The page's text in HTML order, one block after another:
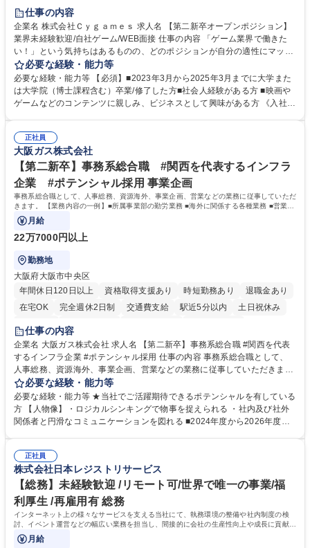
住宅手当あり
交通費支給
土日祝休み 服装自由 昼食補助あり
第二新卒歓迎
食事補助あり
仕事の内容
企業名 株式会社Ｃｙｇａｍｅｓ 求人名 【第二新卒オープンポジション】
業界未経験歓迎/自社ゲーム/WEB面接 仕事の内容 「ゲーム業界で働きた
い！」という気持ちはあるものの、どのポジションが自分の適性にマッチ
しているか悩んでいる方が対象となります！ 総合職（プランナー/データ
アナリストなど）、技術職（開発エンジニ ア/インフラエンジニアな
ど）、デザイン職（デザイナー/イラストレ ーターなど）等から、面接で
ご希望と適正にマッチしたポジションをご案内いたします。ゲームやエン
のご応募をお待ちしております。 募集職種 【第二新卒オープンポジショ
ン】業界未経験歓迎/自社ゲーム/WEB面接
必要な経験・能力等
必要な経験・能力等 【必須】■2023年3月から2025年3月までに大学また
は大学院（博士課程含む）卒業/修了した方■社会人経験がある方 ■映画や
ゲームなどのコンテンツに親しみ、ビジネスとして興味がある方 《入社実
正社員
大阪ガス株式会社
【第二新卒】事務系総合職 #関西を代表するインフラ
企業 #ポテンシャル採用 事業企画
事務系総合職として、人事総務、資源海外、事業企画、営業などの業務に従事していただ
きます。 【業務内容の一例】■所属事業部の勤労業務 ■海外に関係する各種業務 ■営業部
門の企画スタッフ、ルート営業
月給
22万7000円以上
勤務地
大阪府大阪市中央区
年間休日120日以上
資格取得支援あり 時短勤務あり
退職金あり
在宅OK
完全週休2日制 交通費支給 駅近5分以内
土日祝休み
服装自由
第二新卒歓迎
仕事の内容
企業名 大阪ガス株式会社 求人名 【第二新卒】事務系総合職 #関西を代表
するインフラ企業 #ポテンシャル採用 仕事の内容 事務系総合職として、
人事総務、資源海外、事業企画、営業などの業務に従事していただきま
す。 【業務内容の一例】■所属事業部の勤労業務 ■海外に関係する各種業
務 ■営業部門の企画スタッフ、ルート営業 【キャリアパス】入社後の配属
ポジションで一定期間ご活躍頂いた後、本人の適性及び将来のキャリアを
鑑みてジョブローテーションを行います。 【育成】OJTでの現場育成や研
表するインフラ企業 #ポテンシャル採用
必要な経験・能力等
必要な経験・能力等 ★当社でご活躍期待できるポテンシャルを有している
方 【人物像】・ロジカルシンキングで物事を捉えられる ・社内及び社外
関係者と円滑なコミュニケーションを図れる ■2024年度から2026年度ま
72.html ■エネルギーセキュリティの不安定化や気候変動による自然災害の
甚大化など、これまで以上に社会課題解決の重要性が高まっています。
「未来の日常」の創造に向けて持続可能な社会の実現に貢献してまいりま
す。 学歴・資格 学歴：大学院 大学 語学力： 資格：
正社員
株式会社日本レジストリサービス
【総務】未経験歓迎 /リモート可/世界で唯一の事業/福
利厚生 /再雇用有 総務
インターネット上の様々なサービスを支える当社にて、執務環境の整備や社内制度の検
討、イベント運営などの幅広い業務を担当し、間接的に会社の生産性向上や成長に貢献し
ている部署です。
月給